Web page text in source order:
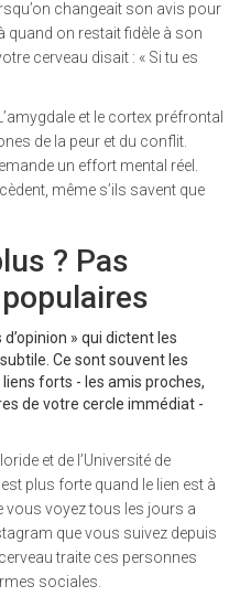
changeait son avis pour
quand on restait fidèle à son
cerveau disait : « Si tu es
et le cortex préfrontal
de la peur et du conflit.
un effort mental réel.
même s’ils savent que
? Pas
» qui dictent les
Ce sont souvent les
forts - les amis proches,
de votre cercle immédiat -
et de l’Université de
plus forte quand le lien est à
vous voyez tous les jours a
que vous suivez depuis
traite ces personnes
sociales.